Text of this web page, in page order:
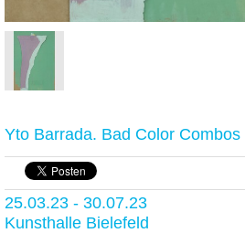
Yto Barrada. Bad Color Combos
25.03.23 - 30.07.23
Kunsthalle Bielefeld